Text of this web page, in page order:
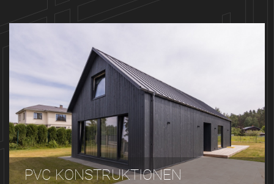
PVC KONSTRUKTIONEN